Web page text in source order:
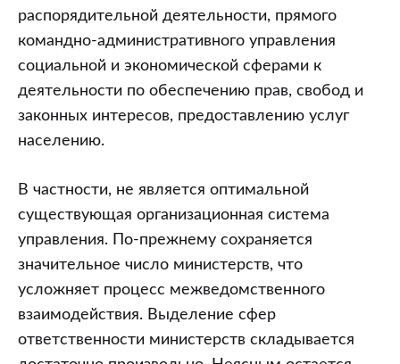
распорядительной деятельности, прямого
командно-административного управления
социальной и экономической сферами к
деятельности по обеспечению прав, свобод и
законных интересов, предоставлению услуг
населению.
В частности, не является оптимальной
существующая организационная система
управления. По-прежнему сохраняется
значительное число министерств, что
усложняет процесс межведомственного
взаимодействия. Выделение сфер
ответственности министерств складывается